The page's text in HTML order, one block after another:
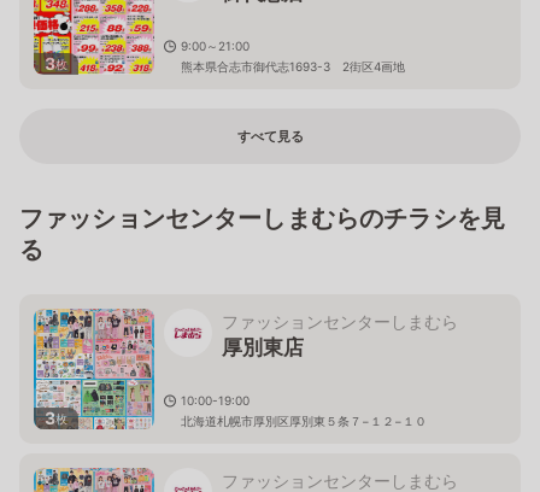
3枚
9:00～21:00
熊本県合志市御代志1693-3 2街区4画地
すべて見る
ファッションセンターしまむらのチラシを見
る
3枚
ファッションセンターしまむら
厚別東店
10:00-19:00
北海道札幌市厚別区厚別東５条７−１２−１０
ファッションセンターしまむら